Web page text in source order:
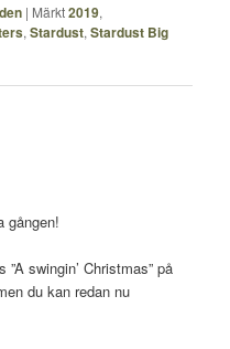
| Märkt2019,
,Stardust,Stardust Big
gången!
swingin’ Christmas” på
du kan redan nu